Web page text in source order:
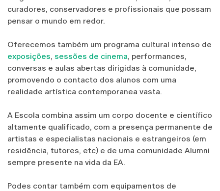
curadores, conservadores e profissionais que possam
pensar o mundo em redor.
Oferecemos também um programa cultural intenso de
exposições, sessões de cinema, performances,
conversas e aulas abertas dirigidas à comunidade,
promovendo o contacto dos alunos com uma
realidade artística contemporanea vasta.
A Escola combina assim um corpo docente e científico
altamente qualificado, com a presença permanente de
artistas e especialistas nacionais e estrangeiros (em
residência, tutores, etc) e de uma comunidade Alumni
sempre presente na vida da EA.
Podes contar também com equipamentos de